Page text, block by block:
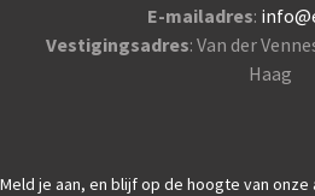
E-mailadres:
Vestigingsadres: Van der
Haag
Meld je aan, en blijf op de hoogte van